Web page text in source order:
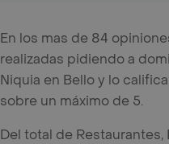
En los mas de 84
realizadas pidiendo a
Niquia en Bello y lo
sobre un máximo de 5.
Del total de